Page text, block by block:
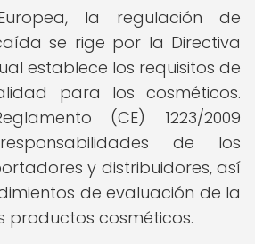
la regulación de
se rige por la Directiva
establece los requisitos de
para los cosméticos.
(CE) 1223/2009
de los
y distribuidores, así
de evaluación de la
productos cosméticos.